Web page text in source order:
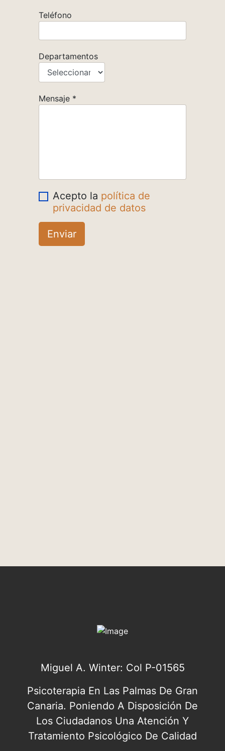
Teléfono
Departamentos
Mensaje *
Acepto la política de
privacidad de datos
Enviar
Miguel A. Winter: Col P-01565
Psicoterapia En Las Palmas De Gran
Canaria. Poniendo A Disposición De
Los Ciudadanos Una Atención Y
Tratamiento Psicológico De Calidad